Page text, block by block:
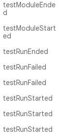
testModuleEnde
d
testModuleStart
ed
testRunEnded
testRunFailed
testRunFailed
testRunStarted
testRunStarted
testRunStarted